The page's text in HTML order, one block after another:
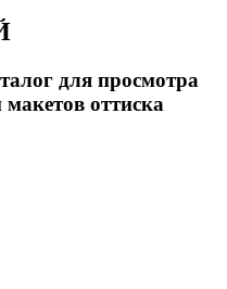
для просмотра
оттиска